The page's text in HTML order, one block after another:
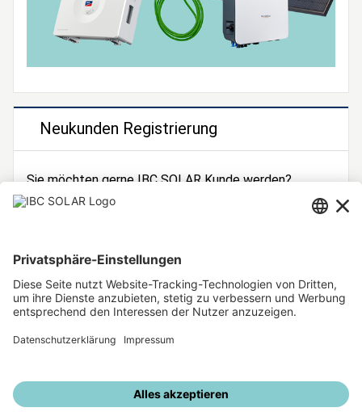
Neukunden Registrierung
Sie möchten gerne IBC SOLAR Kunde werden?
Dann registrieren Sie sich jetzt!
Unsere weiteren Angebote
IBC SOLAR Webseite